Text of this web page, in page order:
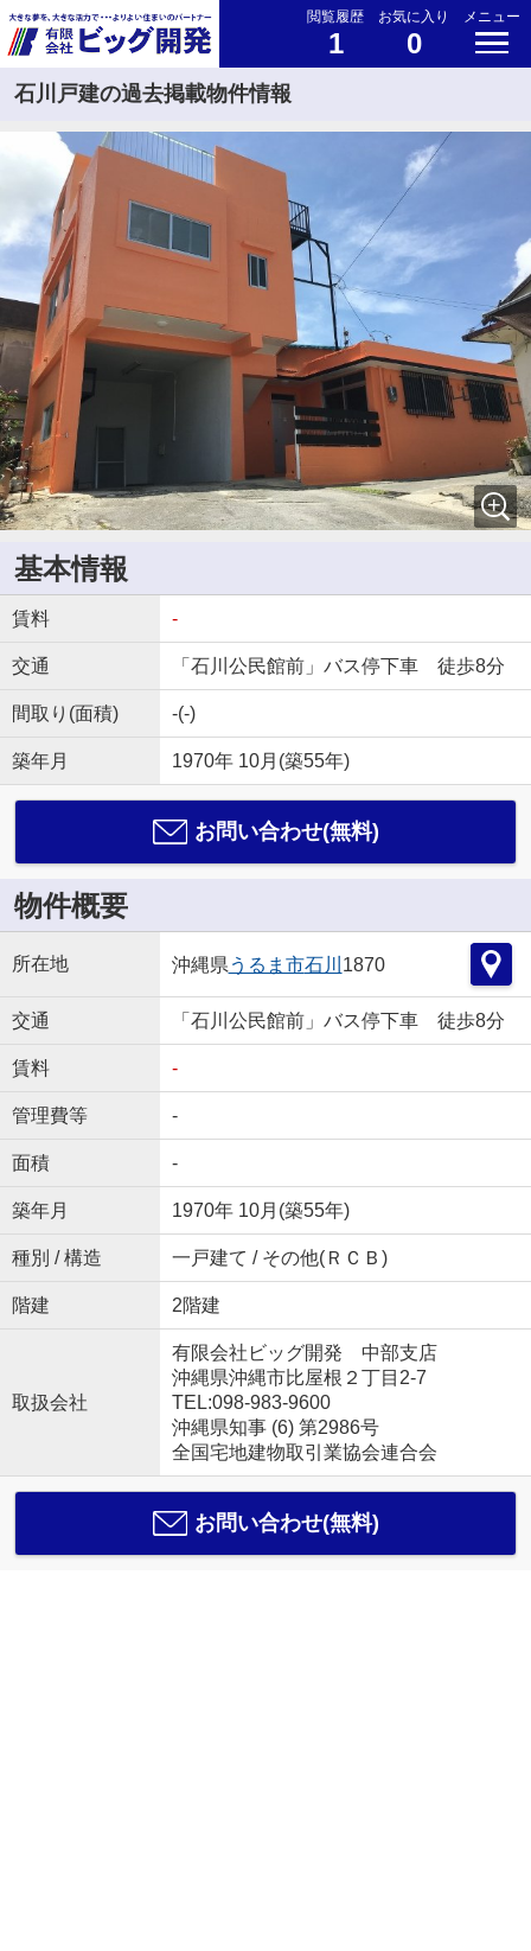
閲覧履歴
1
お気に入り
0
メニュー
石川戸建の過去掲載物件情報
基本情報
賃料 -
交通 「石川公民館前」バス停下車 徒歩8分
間取り(面積) -(-)
築年月 1970年 10月(築55年)
お問い合わせ(無料)
物件概要
所在地 沖縄県 うるま市石川 1870
交通 「石川公民館前」バス停下車 徒歩8分
賃料 -
管理費等 -
面積 -
築年月 1970年 10月(築55年)
種別 / 構造 一戸建て / その他(ＲＣＢ)
階建 2階建
取扱会社
有限会社ビッグ開発 中部支店
沖縄県沖縄市比屋根２丁目2-7
TEL:098-983-9600
沖縄県知事 (6) 第2986号
全国宅地建物取引業協会連合会
お問い合わせ(無料)